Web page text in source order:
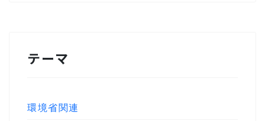
テーマ
環境省関連